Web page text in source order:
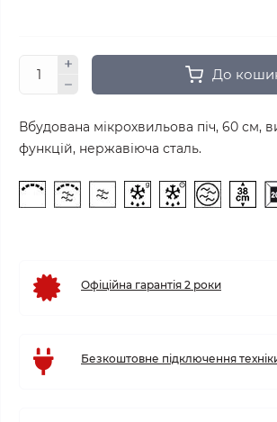
До
Вбудована мікрохвильова піч, 60 см,
функцій, нержавіюча сталь.
Офіційна гарантія 2 роки
Безкоштовне підключення